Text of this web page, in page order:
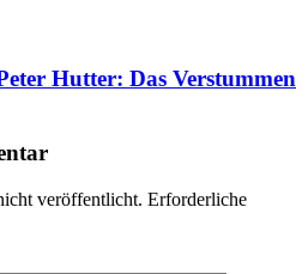
Hutter: Das Verstummen
veröffentlicht. Erforderliche